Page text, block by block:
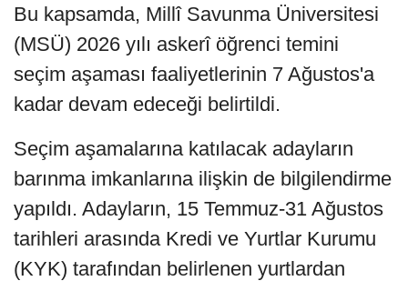
Bu kapsamda, Millî Savunma Üniversitesi
(MSÜ) 2026 yılı askerî öğrenci temini
seçim aşaması faaliyetlerinin 7 Ağustos'a
kadar devam edeceği belirtildi.
Seçim aşamalarına katılacak adayların
barınma imkanlarına ilişkin de bilgilendirme
yapıldı. Adayların, 15 Temmuz-31 Ağustos
tarihleri arasında Kredi ve Yurtlar Kurumu
(KYK) tarafından belirlenen yurtlardan